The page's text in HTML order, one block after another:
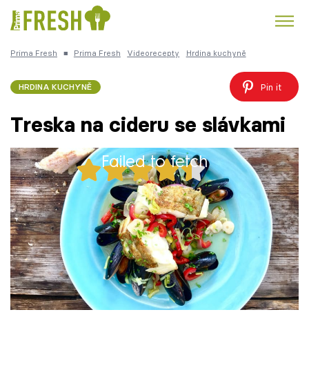
Česká kuchyně
Témata
Recepty
Články
TV Program
Prima Fresh ■ Prima Fresh Videorecepty Hrdina kuchyně
HRDINA KUCHYNĚ Pin it
Treska na cideru se slávkami
Failed to fetch
34x
1 porce 30 minut